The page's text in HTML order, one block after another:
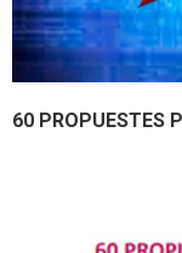
60 PROPUESTES